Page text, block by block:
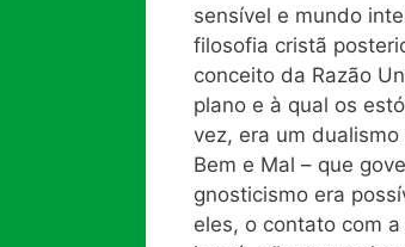
sensível e mundo
filosofia cristã
conceito da Razão
plano e à qual os
vez, era um
Bem e Mal – que
gnosticismo era
eles, o contato com